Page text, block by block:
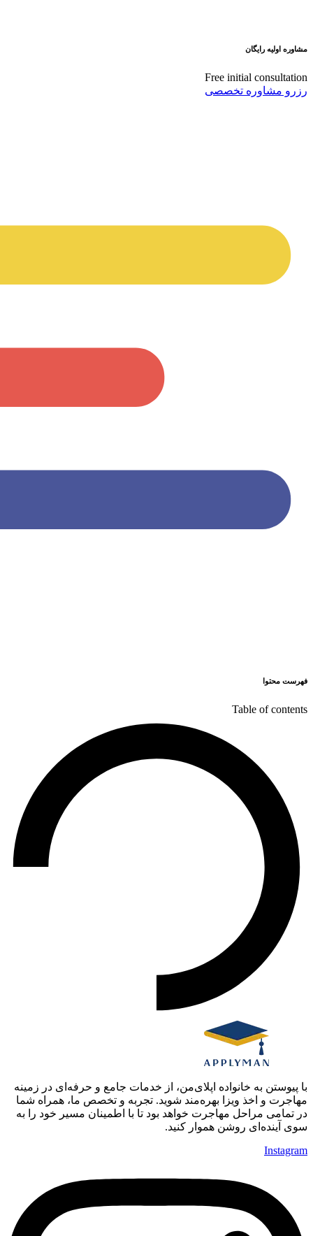
مشاوره اولیه رایگان
Free initial consultation
رزرو مشاوره تخصصی
فهرست محتوا
Table of contents
با پیوستن به خانواده اپلای‌من، از خدمات جامع و حرفه‌ای در زمینه
مهاجرت و اخذ ویزا بهره‌مند شوید. تجربه و تخصص ما، همراه شما
در تمامی مراحل مهاجرت خواهد بود تا با اطمینان مسیر خود را به
سوی آینده‌ای روشن هموار کنید.
Instagram